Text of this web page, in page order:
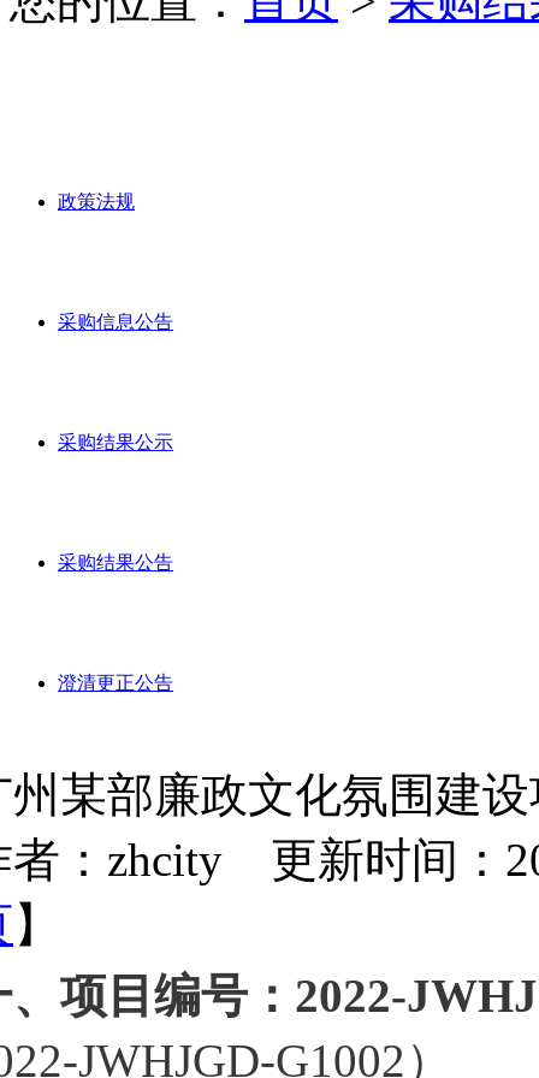
政策法规
采购信息公告
采购结果公示
采购结果公告
澄清更正公告
州某部廉政文化氛围建
者：zhcity 更新时间：
】
、项目编号：2022-
JWHJGD-G1002）